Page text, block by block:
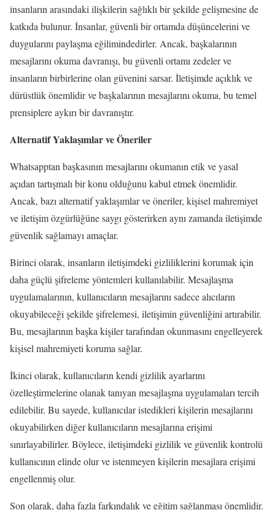
insanların arasındaki ilişkilerin sağlıklı bir şekilde gelişmesine de
katkıda bulunur. İnsanlar, güvenli bir ortamda düşüncelerini ve
duygularını paylaşma eğilimindedirler. Ancak, başkalarının
mesajlarını okuma davranışı, bu güvenli ortamı zedeler ve
insanların birbirlerine olan güvenini sarsar. İletişimde açıklık ve
dürüstlük önemlidir ve başkalarının mesajlarını okuma, bu temel
prensiplere aykırı bir davranıştır.
Alternatif Yaklaşımlar ve Öneriler
Whatsapptan başkasının mesajlarını okumanın etik ve yasal
açıdan tartışmalı bir konu olduğunu kabul etmek önemlidir.
Ancak, bazı alternatif yaklaşımlar ve öneriler, kişisel mahremiyet
ve iletişim özgürlüğüne saygı gösterirken aynı zamanda iletişimde
güvenlik sağlamayı amaçlar.
Birinci olarak, insanların iletişimdeki gizliliklerini korumak için
daha güçlü şifreleme yöntemleri kullanılabilir. Mesajlaşma
uygulamalarının, kullanıcıların mesajlarını sadece alıcıların
okuyabileceği şekilde şifrelemesi, iletişimin güvenliğini artırabilir.
Bu, mesajlarının başka kişiler tarafından okunmasını engelleyerek
kişisel mahremiyeti koruma sağlar.
İkinci olarak, kullanıcıların kendi gizlilik ayarlarını
özelleştirmelerine olanak tanıyan mesajlaşma uygulamaları tercih
edilebilir. Bu sayede, kullanıcılar istedikleri kişilerin mesajlarını
okuyabilirken diğer kullanıcıların mesajlarına erişimi
sınırlayabilirler. Böylece, iletişimdeki gizlilik ve güvenlik kontrolü
kullanıcının elinde olur ve istenmeyen kişilerin mesajlara erişimi
engellenmiş olur.
Son olarak, daha fazla farkındalık ve eğitim sağlanması önemlidir.